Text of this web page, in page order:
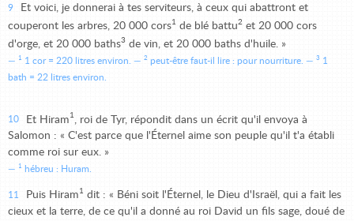
9
Et voici, je donnerai à tes serviteurs, à ceux qui abattront et
couperont les arbres, 20 000 cors1 de blé battu2 et 20 000 cors
d'orge, et 20 000 baths3 de vin, et 20 000 baths d'huile. »
1 1 cor = 220 litres environ. 2 peut-être faut-il lire : pour nourriture. 3 1
bath = 22 litres environ.
10 Et Hiram 1
, roi de Tyr, répondit dans un écrit qu'il envoya à
Salomon : « C'est parce que l'Éternel aime son peuple qu'il t'a établi
comme roi sur eux. »
1 hébreu : Huram.
11 Puis Hiram 1 dit : « Béni soit l'Éternel, le Dieu d'Israël, qui a fait les
cieux et la terre, de ce qu'il a donné au roi David un fils sage, doué de